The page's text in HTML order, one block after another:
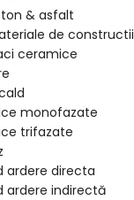
& asfalt
de constructii
ceramice
monofazate
trifazate
ardere directa
ardere indirectă